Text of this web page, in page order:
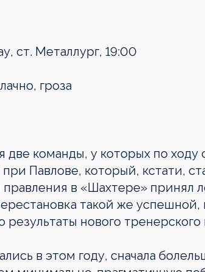
ст. Металлург, 19:00
гроза
две команды, у которых по ходу
Павлове, который, кстати,
в «Шахтере» принял
такой же успешной,
результаты нового
в этом году, сначала